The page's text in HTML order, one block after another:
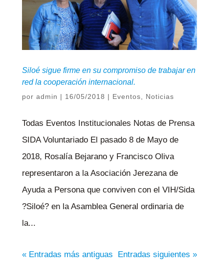
Siloé sigue firme en su compromiso de trabajar en
red la cooperación internacional.
por admin | 16/05/2018 | Eventos, Noticias
Todas Eventos Institucionales Notas de Prensa
SIDA Voluntariado El pasado 8 de Mayo de
2018, Rosalía Bejarano y Francisco Oliva
representaron a la Asociación Jerezana de
Ayuda a Persona que conviven con el VIH/Sida
?Siloé? en la Asamblea General ordinaria de
la...
« Entradas más antiguas Entradas siguientes »